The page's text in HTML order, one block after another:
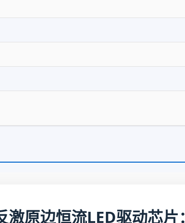
原边恒流LED驱动芯片：